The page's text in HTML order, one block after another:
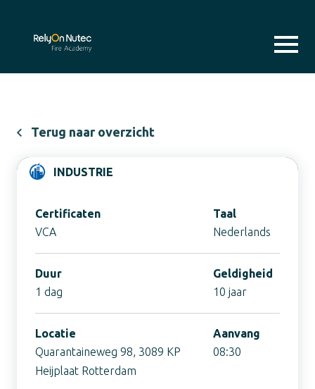
Terug naar overzicht
INDUSTRIE
Certificaten
VCA
Taal
Nederlands
Duur
1 dag
Geldigheid
10 jaar
Locatie
Quarantaineweg 98, 3089 KP
Heijplaat Rotterdam
Aanvang
08:30